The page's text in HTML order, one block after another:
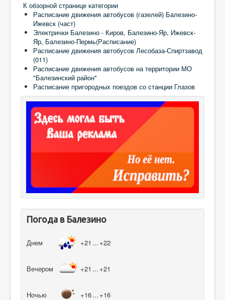
К обзорной странице категории
Расписание движения автобусов (газелей) Балезино-
Ижевск (част)
Электрички Балезино - Киров, Балезино-Яр, Ижевск-
Яр, Балезино-Пермь(Расписание)
Расписание движения автобусов Лесобаза-Спиртзавод
(011)
Расписание движения автобусов на территории МО
"Балезинский район"
Расписание пригородных поездов со станции Глазов
Погода в Балезино
Днем +21 ... +22
Вечером +21 ... +21
Ночью +16... +16